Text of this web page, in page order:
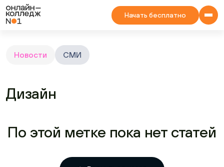
Начать бесплатно
Новости СМИ
Дизайн
По этой метке пока нет статей